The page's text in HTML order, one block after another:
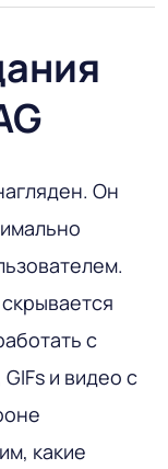
Он
с
и видео с
какие